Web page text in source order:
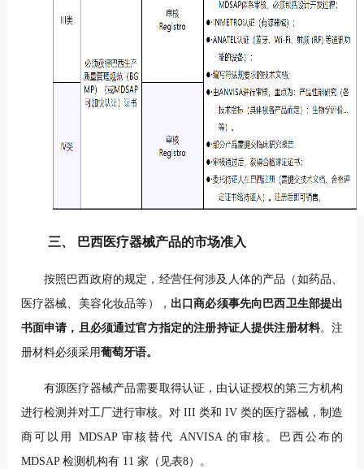
三、 巴西医疗器械产品的市场准入
按照巴西政府的规定，经营任何涉及人体的产品（如药品、
医疗器械、 美容化妆品等）， 出口商必须事先向巴西卫生部提出
书面申请，且必须通过官方指定的注册持证人提供注册材料。注
册材料必须采用葡萄牙语。
有源医疗器械产品需要取得认证，由认证授权的第三方机构
进行检测并对工厂进行审核。对 III 类和 IV 类的医疗器械，制造
商可以用 MDSAP 审核替代 ANVISA 的审核。巴西公布的
MDSAP 检测机构有 11 家（见表8）。